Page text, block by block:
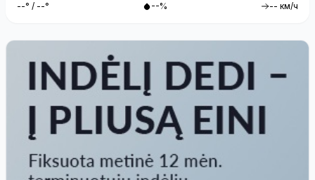
--° / --° --% -- км/ч